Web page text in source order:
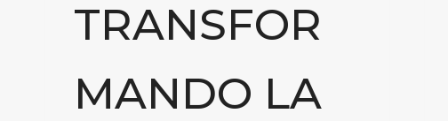
TRANSFOR
MANDO LA